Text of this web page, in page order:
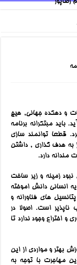
و دهکده جهانی, هیچ
باید مبتکرانه برنامه
قطعا توانمند سازی
به هدف گذاری , داشتن
مندانه دارد.
زمینه و زیر ساخت
انسانی دانش اموخته
های فناورانه و
است. اصولا در
اختراع وجود ندارد تا
بهتر و مواردی از این
مهاجرت با توجه به